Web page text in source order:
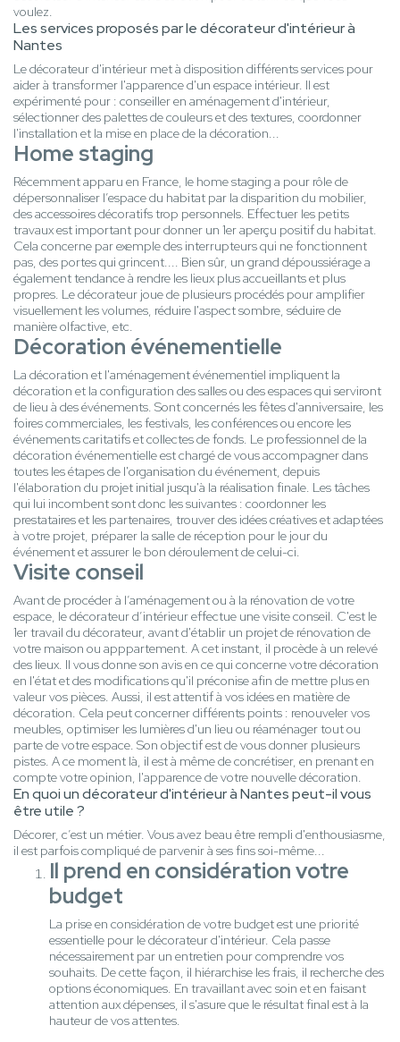
voulez.
Les services proposés par le décorateur d'intérieur à
Nantes
Le décorateur d'intérieur met à disposition différents services pour
aider à transformer l'apparence d'un espace intérieur. Il est
expérimenté pour : conseiller en aménagement d'intérieur,
sélectionner des palettes de couleurs et des textures, coordonner
l'installation et la mise en place de la décoration...
Home staging
Récemment apparu en France, le home staging a pour rôle de
dépersonnaliser l’espace du habitat par la disparition du mobilier,
des accessoires décoratifs trop personnels. Effectuer les petits
travaux est important pour donner un 1er aperçu positif du habitat.
Cela concerne par exemple des interrupteurs qui ne fonctionnent
pas, des portes qui grincent.... Bien sûr, un grand dépoussiérage a
également tendance à rendre les lieux plus accueillants et plus
propres. Le décorateur joue de plusieurs procédés pour amplifier
visuellement les volumes, réduire l'aspect sombre, séduire de
manière olfactive, etc.
Décoration événementielle
La décoration et l'aménagement événementiel impliquent la
décoration et la configuration des salles ou des espaces qui serviront
de lieu à des événements. Sont concernés les fêtes d'anniversaire, les
foires commerciales, les festivals, les conférences ou encore les
événements caritatifs et collectes de fonds. Le professionnel de la
décoration événementielle est chargé de vous accompagner dans
toutes les étapes de l'organisation du événement, depuis
l'élaboration du projet initial jusqu'à la réalisation finale. Les tâches
qui lui incombent sont donc les suivantes : coordonner les
prestataires et les partenaires, trouver des idées créatives et adaptées
à votre projet, préparer la salle de réception pour le jour du
événement et assurer le bon déroulement de celui-ci.
Visite conseil
Avant de procéder à l’aménagement ou à la rénovation de votre
espace, le décorateur d’intérieur effectue une visite conseil. C'est le
1er travail du décorateur, avant d'établir un projet de rénovation de
votre maison ou apppartement. A cet instant, il procède à un relevé
des lieux. Il vous donne son avis en ce qui concerne votre décoration
en l'état et des modifications qu'il préconise afin de mettre plus en
valeur vos pièces. Aussi, il est attentif à vos idées en matière de
décoration. Cela peut concerner différents points : renouveler vos
meubles, optimiser les lumières d'un lieu ou réaménager tout ou
parte de votre espace. Son objectif est de vous donner plusieurs
pistes. A ce moment là, il est à même de concrétiser, en prenant en
compte votre opinion, l'apparence de votre nouvelle décoration.
En quoi un décorateur d'intérieur à Nantes peut-il vous
être utile ?
Décorer, c’est un métier. Vous avez beau être rempli d'enthousiasme,
il est parfois compliqué de parvenir à ses fins soi-même...
Il prend en considération votre
budget
La prise en considération de votre budget est une priorité
essentielle pour le décorateur d'intérieur. Cela passe
nécessairement par un entretien pour comprendre vos
souhaits. De cette façon, il hiérarchise les frais, il recherche des
options économiques. En travaillant avec soin et en faisant
attention aux dépenses, il s'asure que le résultat final est à la
hauteur de vos attentes.